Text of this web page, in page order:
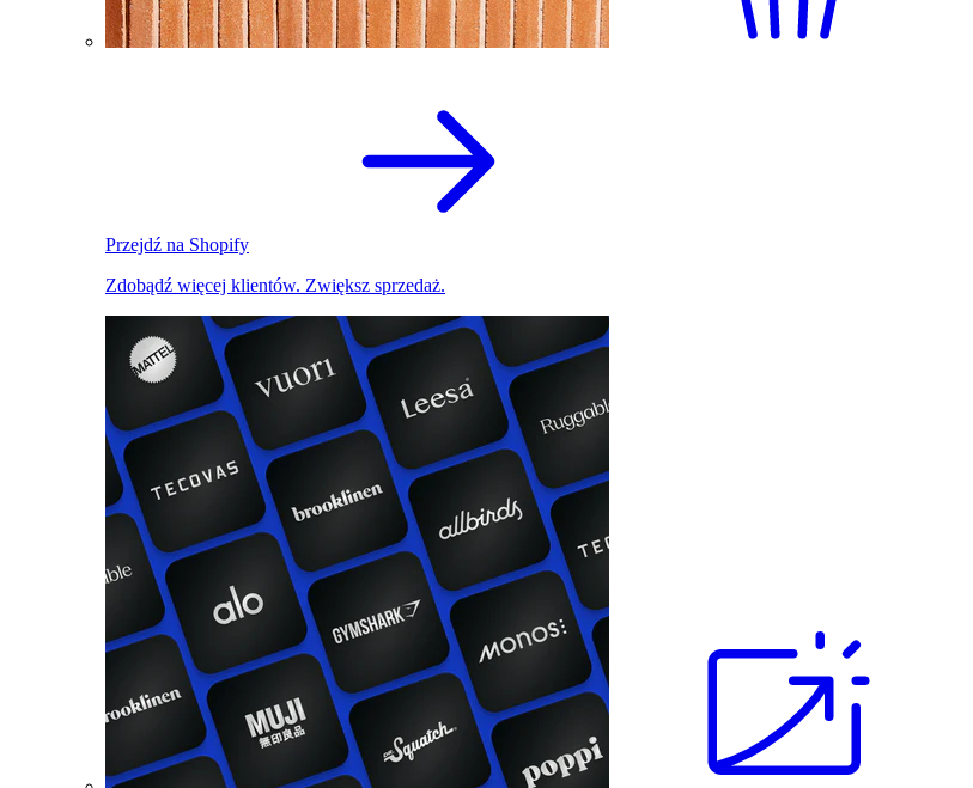
Przejdź na Shopify
Zdobądź więcej klientów. Zwiększ sprzedaż.